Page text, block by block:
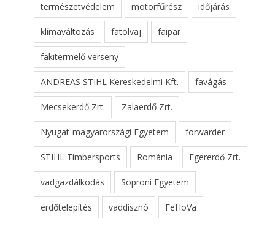
természetvédelem motorfűrész időjárás
klímaváltozás fatolvaj faipar
fakitermelő verseny
ANDREAS STIHL Kereskedelmi Kft. favágás
Mecsekerdő Zrt. Zalaerdő Zrt.
Nyugat-magyarországi Egyetem forwarder
STIHL Timbersports Románia Egererdő Zrt.
vadgazdálkodás Soproni Egyetem
erdőtelepítés vaddisznó FeHoVa